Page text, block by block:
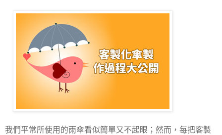
我們平常所使用的雨傘看似簡單又不起眼；然而，每把客製